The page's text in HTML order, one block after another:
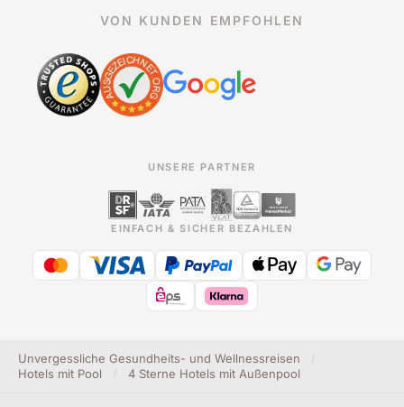
VON KUNDEN EMPFOHLEN
UNSERE PARTNER
EINFACH & SICHER BEZAHLEN
Unvergessliche Gesundheits- und Wellnessreisen
Hotels mit Pool
4 Sterne Hotels mit Außenpool